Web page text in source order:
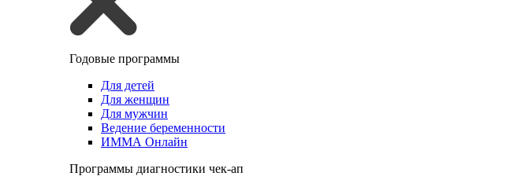
Годовые программы
Для детей
Для женщин
Для мужчин
Ведение беременности
ИММА Онлайн
Программы диагностики чек-ап